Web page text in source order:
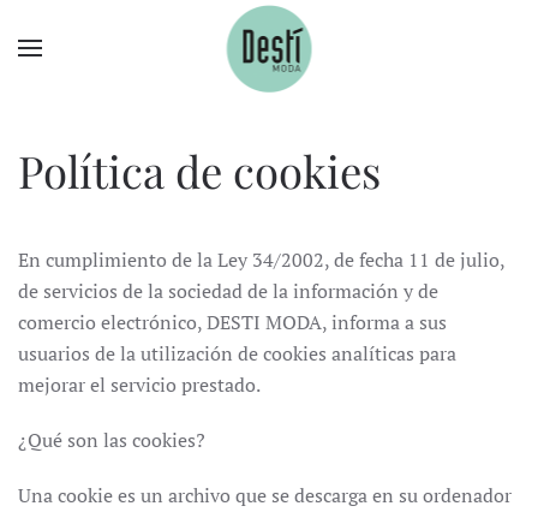
Ir al contenido principal
Política de cookies
En cumplimiento de la Ley 34/2002, de fecha 11 de julio,
de servicios de la sociedad de la información y de
comercio electrónico, DESTI MODA, informa a sus
usuarios de la utilización de cookies analíticas para
mejorar el servicio prestado.
¿Qué son las cookies?
Una cookie es un archivo que se descarga en su ordenador